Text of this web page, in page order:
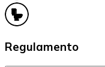
Regulamento